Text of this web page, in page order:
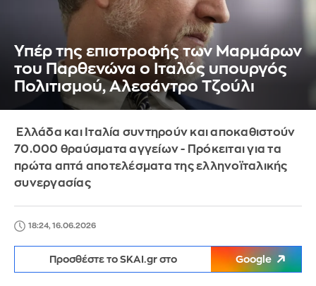
Υπέρ της επιστροφής των Μαρμάρων
του Παρθενώνα ο Ιταλός υπουργός
Πολιτισμού, Αλεσάντρο Τζούλι
Ελλάδα και Ιταλία συντηρούν και αποκαθιστούν
70.000 θραύσματα αγγείων - Πρόκειται για τα
πρώτα απτά αποτελέσματα της ελληνοϊταλικής
συνεργασίας
18:24, 16.06.2026
Προσθέστε το SKAI.gr στο Google